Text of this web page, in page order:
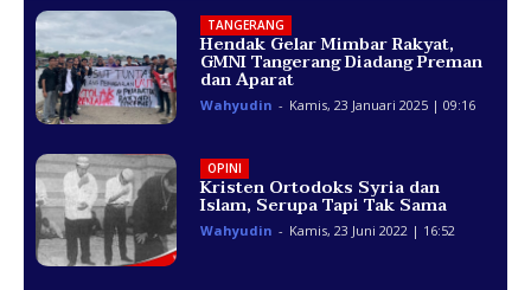
TANGERANG
Hendak Gelar Mimbar Rakyat,
GMNI Tangerang Diadang Preman
dan Aparat
Wahyudin - Kamis, 23 Januari 2025 | 09:16
OPINI
Kristen Ortodoks Syria dan
Islam, Serupa Tapi Tak Sama
Wahyudin - Kamis, 23 Juni 2022 | 16:52